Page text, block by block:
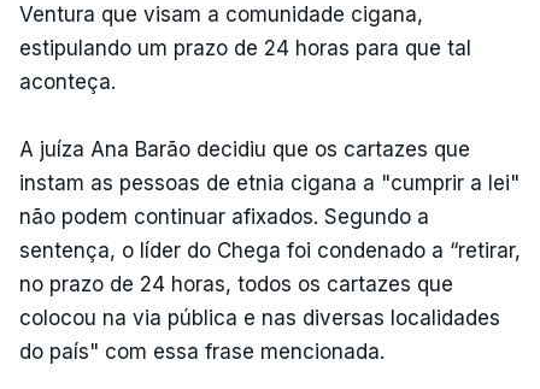
Ventura que visam a comunidade cigana,
estipulando um prazo de 24 horas para que tal
aconteça.
A juíza Ana Barão decidiu que os cartazes que
instam as pessoas de etnia cigana a "cumprir a lei"
não podem continuar afixados. Segundo a
sentença, o líder do Chega foi condenado a “retirar,
no prazo de 24 horas, todos os cartazes que
colocou na via pública e nas diversas localidades
do país" com essa frase mencionada.